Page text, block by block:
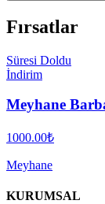
Fırsatlar
Süresi Doldu
İndirim
Meyhane
1000.00₺
Meyhane
KURUMSAL